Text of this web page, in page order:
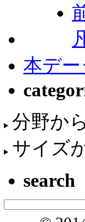
本デ
分野か
サイズ
search